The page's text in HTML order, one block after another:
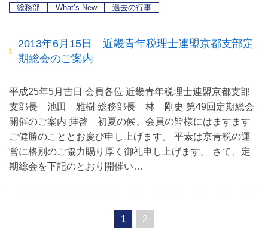
総務部 What’s New 過去の行事
2013年6月15日 近畿青年税理士連盟京都支部定
期総会のご案内
平成25年5月吉日 会員各位 近畿青年税理士連盟京都支部
支部長 池田 雅樹 総務部長 林 剛史 第49回定期総会
開催のご案内 拝啓 初夏の候、会員の皆様にはますます
ご健勝のこととお慶び申し上げます。 平素は京青税の運
営に格別のご協力賜り厚く御礼申し上げます。 さて、定
期総会を下記のとおり開催い…
1 2